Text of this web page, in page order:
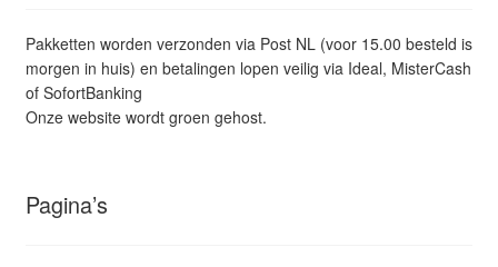
Pakketten worden verzonden via Post NL (voor 15.00 besteld is
morgen in huis) en betalingen lopen veilig via Ideal, MisterCash
of SofortBanking
Onze website wordt groen gehost.
Pagina’s